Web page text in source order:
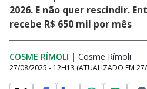
2026. E não quer rescindir.
recebe R$ 650 mil por mês
COSME RÍMOLI | Cosme Rímoli
27/08/2025 - 12H13 (ATUALIZADO EM